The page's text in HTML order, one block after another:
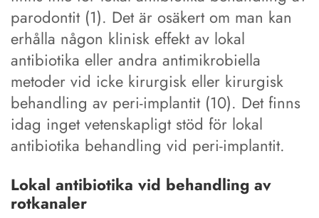
parodontit (1). Det är osäkert om man kan
erhålla någon klinisk effekt av lokal
antibiotika eller andra antimikrobiella
metoder vid icke kirurgisk eller kirurgisk
behandling av peri-implantit (10). Det finns
idag inget vetenskapligt stöd för lokal
antibiotika behandling vid peri-implantit.
Lokal antibiotika vid behandling av
rotkanaler